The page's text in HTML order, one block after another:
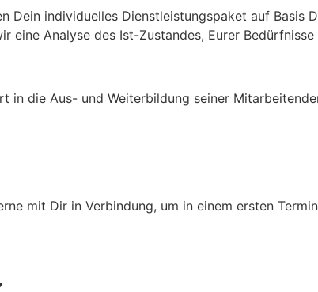
Dein individuelles Dienstleistungspaket auf Basis
Analyse des Ist-Zustandes, Eurer
in die Aus- und Weiterbildung seiner
mit Dir in Verbindung, um in einem ersten